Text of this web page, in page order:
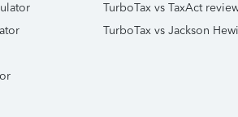
TurboTax vs TaxAct
TurboTax vs Jackson